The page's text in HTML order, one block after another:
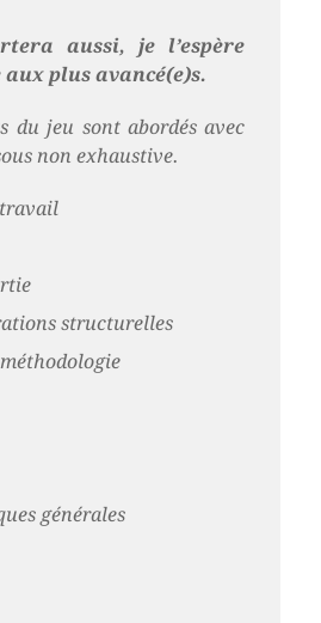
aussi, je l’espère
aux plus avancé(e)s.
du jeu sont abordés avec
non exhaustive.
structurelles
générales